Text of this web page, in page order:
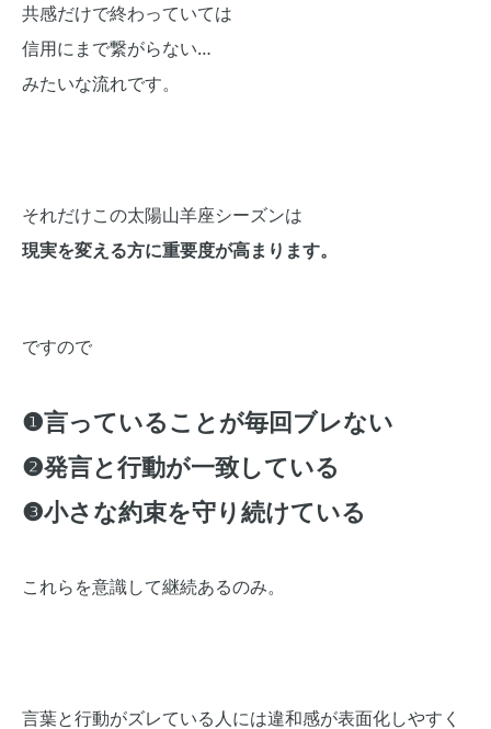
共感だけで終わっていては
信用にまで繋がらない…
みたいな流れです。
それだけこの太陽山羊座シーズンは
現実を変える方に重要度が高まります。
ですので
❶言っていることが毎回ブレない
❷発言と行動が一致している
❸小さな約束を守り続けている
これらを意識して継続あるのみ。
言葉と行動がズレている人には違和感が表面化しやすく